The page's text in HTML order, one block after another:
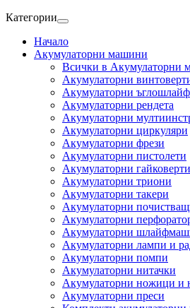
Категории
Начало
Акумулаторни машини
Всички в Акумулаторни
Акумулаторни
Акумулаторни
Акумулаторни рендета
Акумулаторни
Акумулаторни циркуляри
Акумулаторни фрези
Акумулаторни пистолети
Акумулаторни гайковерти
Акумулаторни триони
Акумулаторни такери
Акумулаторни
Акумулаторни
Акумулаторни
Акумулаторни лампи и
Акумулаторни помпи
Акумулаторни нитачки
Акумулаторни ножици и
Акумулаторни преси